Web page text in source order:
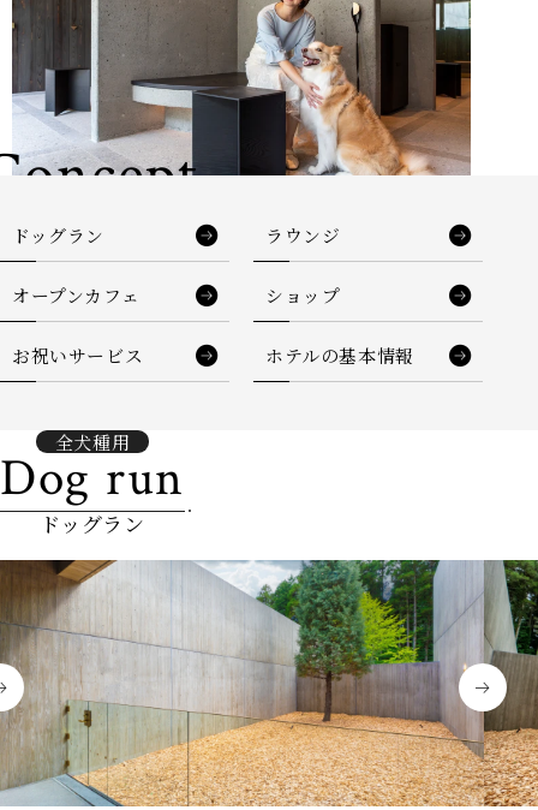
ドッグラン ラウンジ
オープンカフェ ショップ
お祝いサービス ホテルの基本情報
全犬種用
Dog run
ドッグラン